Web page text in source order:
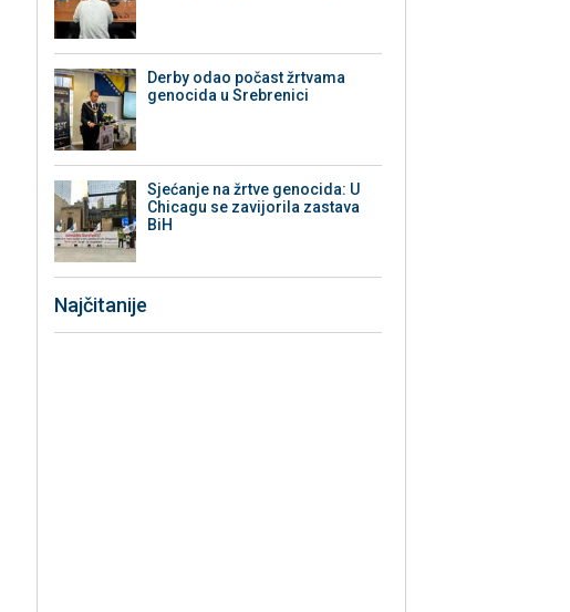
Derby odao počast žrtvama
genocida u Srebrenici
Sjećanje na žrtve genocida: U
Chicagu se zavijorila zastava
BiH
Najčitanije